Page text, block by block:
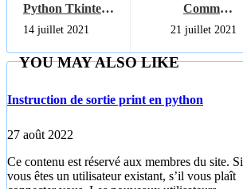
Python Tkinter
Frame
14 juillet 2021
Comment
installer
phpMyAdmin
sur Windows
21 juillet 2021
YOU MAY ALSO LIKE
Instruction de sortie print en python
27 août 2022
Ce contenu est réservé aux membres du site. Si
vous êtes un utilisateur existant, s’il vous plaît